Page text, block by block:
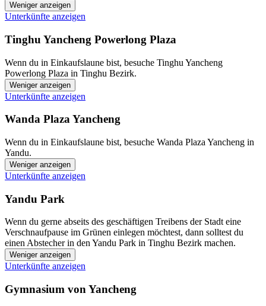
Weniger anzeigen
Unterkünfte anzeigen
Tinghu Yancheng Powerlong Plaza
Wenn du in Einkaufslaune bist, besuche Tinghu Yancheng
Powerlong Plaza in Tinghu Bezirk.
Weniger anzeigen
Unterkünfte anzeigen
Wanda Plaza Yancheng
Wenn du in Einkaufslaune bist, besuche Wanda Plaza Yancheng in
Yandu.
Weniger anzeigen
Unterkünfte anzeigen
Yandu Park
Wenn du gerne abseits des geschäftigen Treibens der Stadt eine
Verschnaufpause im Grünen einlegen möchtest, dann solltest du
einen Abstecher in den Yandu Park in Tinghu Bezirk machen.
Weniger anzeigen
Unterkünfte anzeigen
Gymnasium von Yancheng